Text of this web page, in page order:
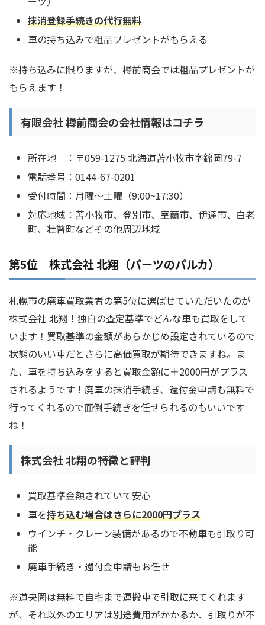
抹消登録手続きの代行無料
車の持ち込みで粗品プレゼントがもらえる
※持ち込みに限りますが、樽前商会では粗品プレゼントが
もらえます！
有限会社 樽前商会の会社情報はコチラ
所在地 ：〒059-1275 北海道苫小牧市字錦岡79-7
電話番号：0144-67-0201
受付時間：月曜～土曜（9:00~17:30）
対応地域：苫小牧市、登別市、室蘭市、伊達市、白老
町、壮瞥町などその他周辺地域
第5位 株式会社 北翔（パーツのパルカ）
札幌市の廃車買取業者の第5位に選ばせていただいたのが
株式会社 北翔！独自の査定基準でどんな車も買取をして
います！買取基準の金額があらかじめ設定されているので
状態のいい車だとさらに高価買取が期待できますね。ま
た、車を持ち込みをすると買取金額に＋2000円がプラス
されるようです！廃車の抹消手続き、還付金申請も無料で
行ってくれるので面倒手続きを任せられるのもいいです
ね！
株式会社 北翔の特徴と評判
買取基準金額されていて安心
車を持ち込む場合はさらに2000円プラス
ウインチ・クレーン装備があるので不動車も引取り可
能
廃車手続き・還付金申請もお任せ
※道央圏は無料で自宅まで運搬車で引取に来てくれます
が、それ以外のエリアは別途費用がかかるか、引取りが不